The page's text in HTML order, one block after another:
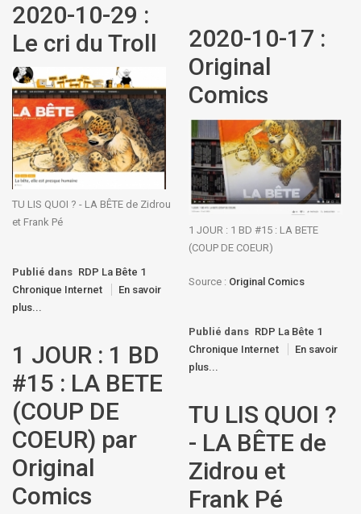
2020-10-29 :
Le cri du Troll
TU LIS QUOI ? - LA BÊTE de Zidrou
et Frank Pé
Publié dans RDP La Bête 1
Chronique Internet
En savoir
plus...
2020-10-17 :
Original
Comics
1 JOUR : 1 BD #15 : LA BETE
(COUP DE COEUR)
Source : Original Comics
Publié dans RDP La Bête 1
Chronique Internet
En savoir
plus...
1 JOUR : 1 BD
#15 : LA BETE
(COUP DE
COEUR) par
Original
Comics
TU LIS QUOI ?
- LA BÊTE de
Zidrou et
Frank Pé